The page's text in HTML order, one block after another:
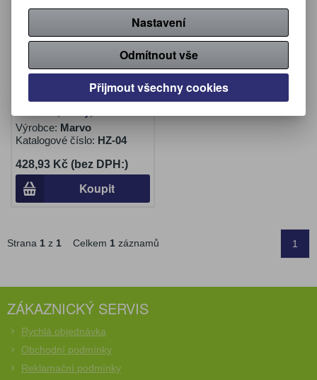
Podsvícený stojan na
sluchátka HZ-04, 4x USB
Výrobce: Marvo
Katalogové číslo: HZ-04
428,93 Kč (bez DPH:)
Koupit
Strana 1 z 1 Celkem 1 záznamů 1
ZÁKAZNICKÝ SERVIS
Rychlá objednávka
Obchodní podmínky
Reklamační podmínky
Nastavení
Odmítnout vše
Přijmout všechny cookies